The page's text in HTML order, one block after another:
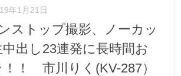
年1月21日
ストップ撮影、ノーカッ
中出し23連発に長時間お
！ 市川りく(KV-287）